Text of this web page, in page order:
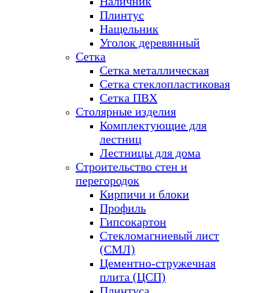
Плинтус
Нащельник
Уголок деревянный
Сетка
Сетка металлическая
Сетка стеклопластиковая
Сетка ПВХ
Столярные изделия
Комплектующие для
лестниц
Лестницы для дома
Строительство стен и
перегородок
Кирпичи и блоки
Профиль
Гипсокартон
Стекломагниевый лист
(СМЛ)
Цементно-стружечная
плита (ЦСП)